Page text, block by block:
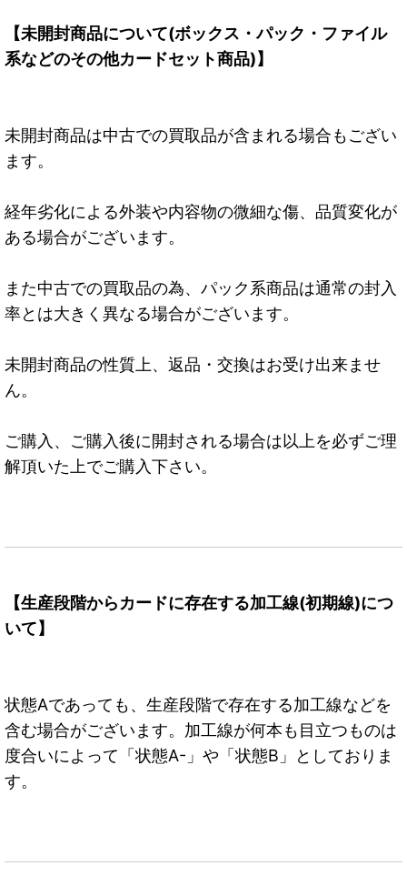
【未開封商品について(ボックス・パック・ファイル
系などのその他カードセット商品)】
未開封商品は中古での買取品が含まれる場合もござい
ます。
経年劣化による外装や内容物の微細な傷、品質変化が
ある場合がございます。
また中古での買取品の為、パック系商品は通常の封入
率とは大きく異なる場合がございます。
未開封商品の性質上、返品・交換はお受け出来ませ
ん。
ご購入、ご購入後に開封される場合は以上を必ずご理
解頂いた上でご購入下さい。
【生産段階からカードに存在する加工線(初期線)につ
いて】
状態Aであっても、生産段階で存在する加工線などを
含む場合がございます。加工線が何本も目立つものは
度合いによって「状態A-」や「状態B」としておりま
す。